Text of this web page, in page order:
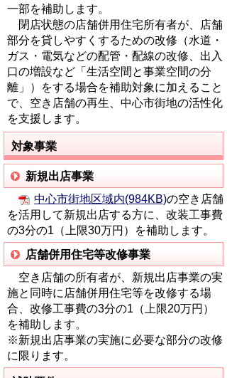
一部を補助します。
閉店状態の店舗併用住宅所有者が、店舗
部分を貸しやすくするための改修（水道・
ガス・電気などの配管・配線の改修、出入
口の増設など「生活空間と事業空間の分
離」）をする場合を補助対象に加えること
で、空き店舗の再生、中心市街地の活性化
を支援します。
対象事業
新規出店事業
中心市街地区域内(984KB)の空き店舗
を活用して新規出店する方に、改装工事費
の3分の1（上限30万円）を補助します。
店舗併用住宅等改修事業
空き店舗の所有者が、新規出店事業の実
施と同時に店舗併用住宅等を改修する場
合、改修工事費の3分の1（上限20万円）
を補助します。
※新規出店事業の実施に必要な部分の改修
に限ります。